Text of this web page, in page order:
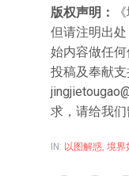
版权声明：
但请注明出
始内容做任何
投稿及奉献
求，请给我们
IN: 以图解惑, 境界